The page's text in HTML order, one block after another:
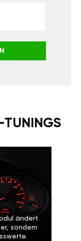
TUNINGS
ändert
sondern